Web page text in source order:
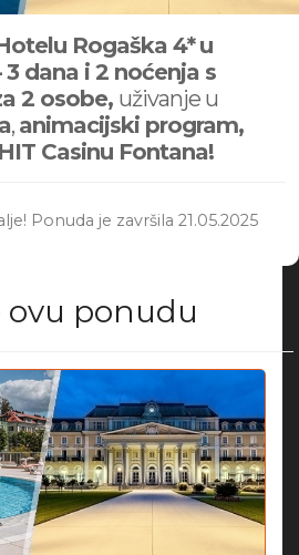
Rogaška 4* u
3 dana i 2 noćenja s
2 osobe, uživanje u
, animacijski program,
Casinu Fontana!
Ponuda je završila 21.05.2025
ovu ponudu